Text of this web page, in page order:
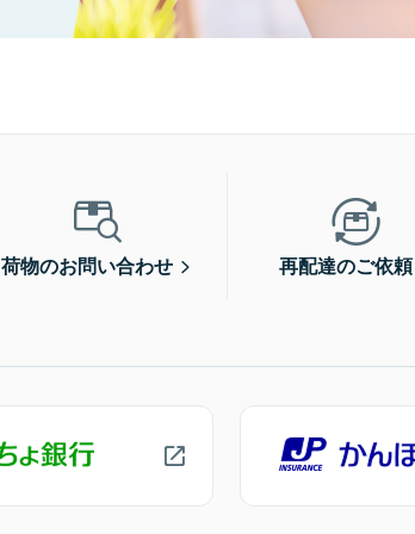
荷物のお問い合わせ 再配達のご依頼